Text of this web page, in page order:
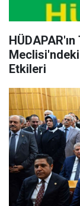
Etkileri